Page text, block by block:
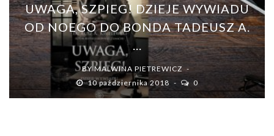
UWAGA, SZPIEG! DZIEJE WYWIADU
OD NOEGO DO BONDA TADEUSZ A.
BYMALWINA PIETREWICZ
10 października 2018
0